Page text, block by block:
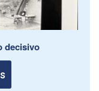
decisivo